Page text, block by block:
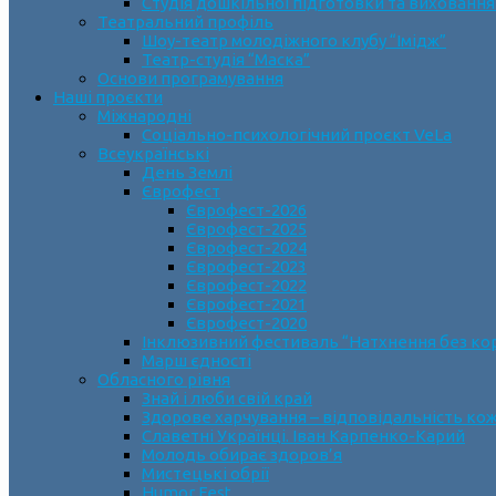
Театральний профіль
Шоу-театр молодіжного клубу “Імідж”
Театр-студія “Маска”
Основи програмування
Наші проєкти
Міжнародні
Соціально-психологічний проєкт VeLa
Всеукраїнські
День Землі
Єврофест
Єврофест-2026
Єврофест-2025
Єврофест-2024
Єврофест-2023
Єврофест-2022
Єврофест-2021
Єврофест-2020
Інклюзивний фестиваль “Натхнення без
Марш єдності
Обласного рівня
Знай і люби свій край
Здорове харчування – відповідальність
Славетні Українці. Іван Карпенко-Карий
Молодь обирає здоров’я
Мистецькі обрії
Humor Fest